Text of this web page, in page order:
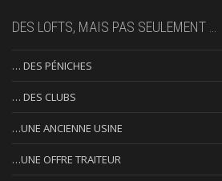
DES LOFTS, MAIS PAS SEULEMENT …
… DES PÉNICHES
… DES CLUBS
…UNE ANCIENNE USINE
…UNE OFFRE TRAITEUR